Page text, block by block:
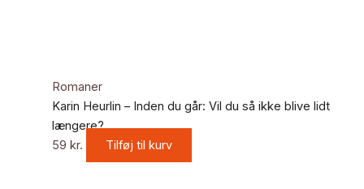
Romaner
Karin Heurlin – Inden du går: Vil du så ikke blive lidt
længere?
59 kr. Tilføj til kurv